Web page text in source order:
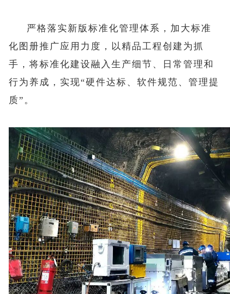
严格落实新版标准化管理体系，加大标准
化图册推广应用力度，以精品工程创建为抓
手，将标准化建设融入生产细节、日常管理和
行为养成，实现“硬件达标、软件规范、管理提
质”。